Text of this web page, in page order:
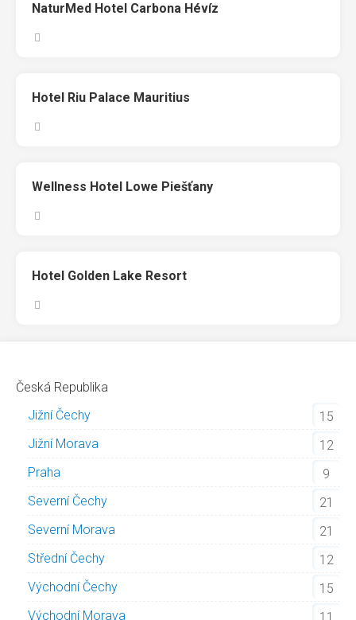
NaturMed Hotel Carbona Hévíz
Hotel Riu Palace Mauritius
Wellness Hotel Lowe Piešťany
Hotel Golden Lake Resort
Česká Republika
Jižní Čechy
15
Jižní Morava
12
Praha
9
Severní Čechy
21
Severní Morava
21
Střední Čechy
12
Východní Čechy
15
Východní Morava